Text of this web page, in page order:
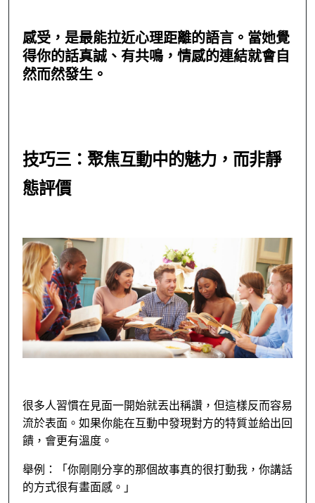
感受，是最能拉近心理距離的語言。當她覺
得你的話真誠、有共鳴，情感的連結就會自
然而然發生。
技巧三：聚焦互動中的魅力，而非靜
態評價
很多人習慣在見面一開始就丟出稱讚，但這樣反而容易
流於表面。如果你能在互動中發現對方的特質並給出回
饋，會更有溫度。
舉例：「你剛剛分享的那個故事真的很打動我，你講話
的方式很有畫面感。」